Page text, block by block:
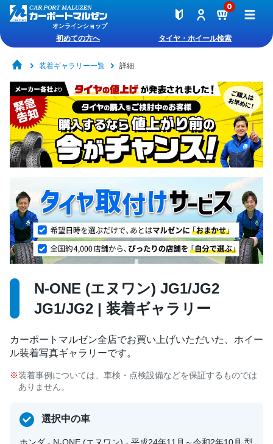
オンラインショップ
0
初めての方へ タイヤ・ホイール検索
装着ギャラリー一覧 詳細
N-ONE (エヌワン) JG1/JG2
JG1/JG2 | 装着ギャラリー
カーポートマルゼン全店でお買い上げいただいた、ホイー
ル装着写真ギャラリーです。
装着事例については、車検・点検設備などを保証するものでは
ありません。
選択中の車
ホンダ - N-ONE (エヌワン) - 平成24年11月～令和2年10月 型